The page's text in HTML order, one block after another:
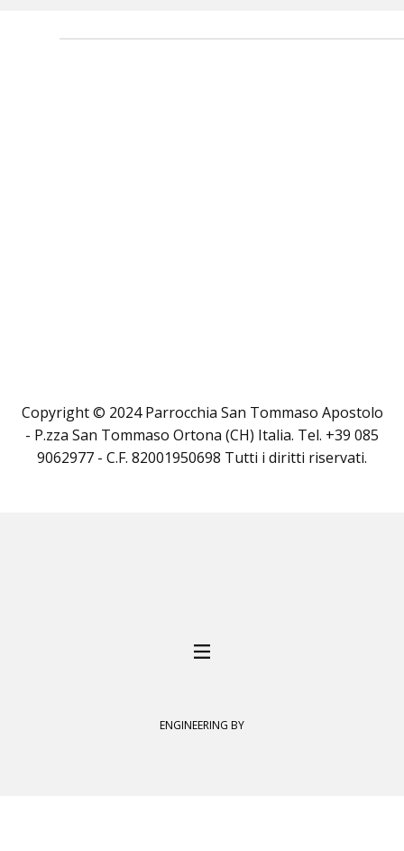
Copyright © 2024 Parrocchia San Tommaso Apostolo
- P.zza San Tommaso Ortona (CH) Italia. Tel. +39 085
9062977 - C.F. 82001950698 Tutti i diritti riservati.
ENGINEERING BY